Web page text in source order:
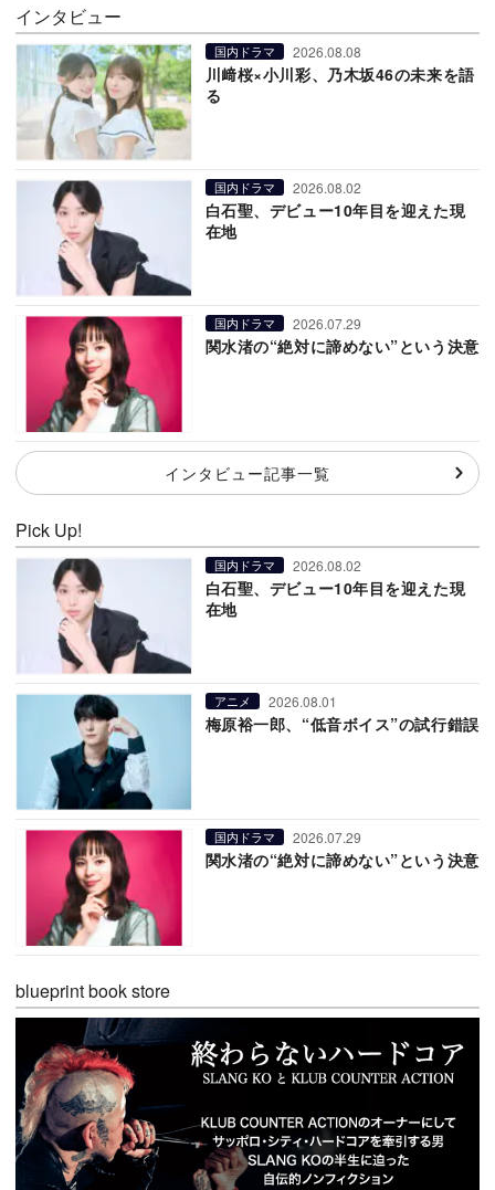
インタビュー
国内ドラマ 2026.08.08
川﨑桜×小川彩、乃木坂46の未来を語
る
国内ドラマ 2026.08.02
白石聖、デビュー10年目を迎えた現
在地
国内ドラマ 2026.07.29
関水渚の“絶対に諦めない”という決意
インタビュー記事一覧
Pick Up!
国内ドラマ 2026.08.02
白石聖、デビュー10年目を迎えた現
在地
アニメ 2026.08.01
梅原裕一郎、“低音ボイス”の試行錯誤
国内ドラマ 2026.07.29
関水渚の“絶対に諦めない”という決意
blueprint book store